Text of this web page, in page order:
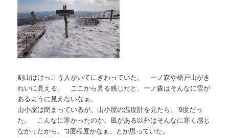
剣山はけっこう人がいてにぎわっていた。 一ノ森や槍戸山がき
れいに見える。 ここから見る感じだと、一ノ森はそんなに雪が
あるように見えないなぁ。
山小屋は閉まっているが、山小屋の温度計を見たら、⁻9度だっ
た。 こんなに寒かったのか、風がある以外はそんなに寒く感じ
なかったから、⁻3度程度かなぁ、とか思っていた。